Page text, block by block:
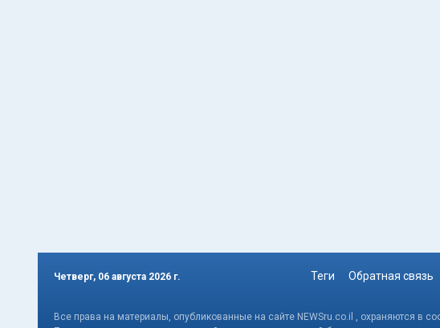
Четверг, 06 августа 2026 г. Теги Обратная связь
Все права на материалы, опубликованные на сайте NEWSru.co.il , охраняются в